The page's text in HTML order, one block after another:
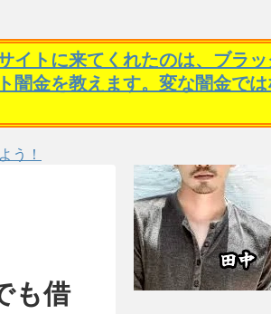
トに来てくれたのは、ブラ
金を教えます。変な闇金で
う！
も借